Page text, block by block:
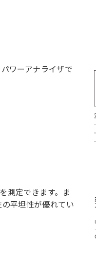
ワーアナライザで
測定できます。ま
平坦性が優れてい